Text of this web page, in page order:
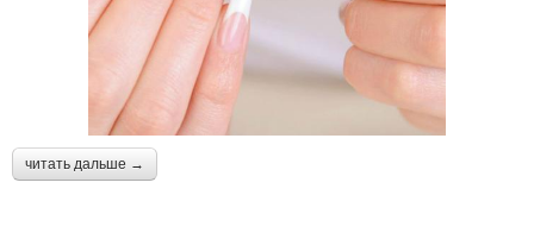
читать дальше →